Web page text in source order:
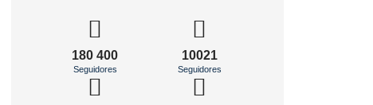
180 400
Seguidores
10021
Seguidores